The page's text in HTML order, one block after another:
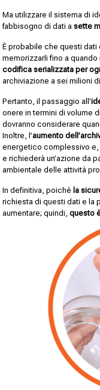
Ma utilizzare il sistema di
fabbisogno di dati asette
È probabile che questi
memorizzarli fino a
codifica serializzata per
archiviazione a sei milioni
Pertanto, il passaggio all’
onere in termini di volume
dovranno considerare
Inoltre, l’aumento
energetico complessivo e,
e richiederà un’azione da
ambientale delle attività
In definitiva, poiché la
richiesta di questi dati e la
aumentare; quindi,questo